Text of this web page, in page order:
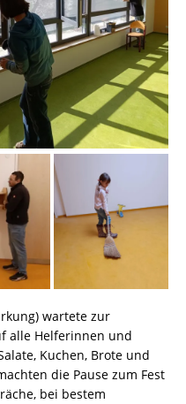
wartete zur
alle Helferinnen und
Kuchen, Brote und
die Pause zum Fest
bei bestem